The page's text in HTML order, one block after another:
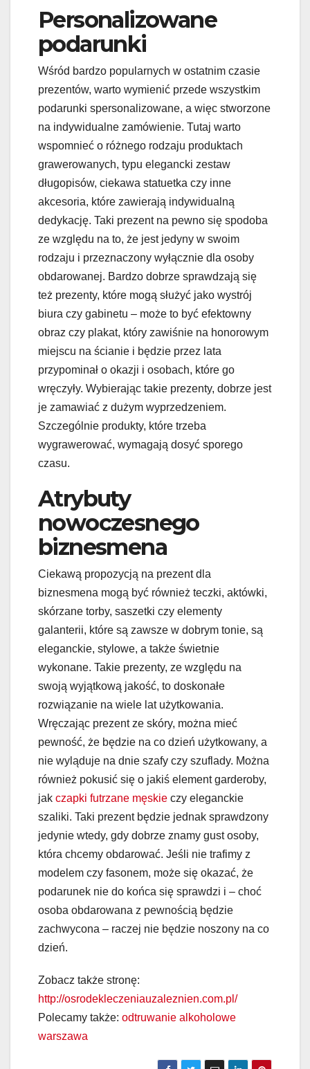
Personalizowane
podarunki
Wśród bardzo popularnych w ostatnim czasie
prezentów, warto wymienić przede wszystkim
podarunki spersonalizowane, a więc stworzone
na indywidualne zamówienie. Tutaj warto
wspomnieć o różnego rodzaju produktach
grawerowanych, typu elegancki zestaw
długopisów, ciekawa statuetka czy inne
akcesoria, które zawierają indywidualną
dedykację. Taki prezent na pewno się spodoba
ze względu na to, że jest jedyny w swoim
rodzaju i przeznaczony wyłącznie dla osoby
obdarowanej. Bardzo dobrze sprawdzają się
też prezenty, które mogą służyć jako wystrój
biura czy gabinetu – może to być efektowny
obraz czy plakat, który zawiśnie na honorowym
miejscu na ścianie i będzie przez lata
przypominał o okazji i osobach, które go
wręczyły. Wybierając takie prezenty, dobrze jest
je zamawiać z dużym wyprzedzeniem.
Szczególnie produkty, które trzeba
wygrawerować, wymagają dosyć sporego
czasu.
Atrybuty
nowoczesnego
biznesmena
Ciekawą propozycją na prezent dla
biznesmena mogą być również teczki, aktówki,
skórzane torby, saszetki czy elementy
galanterii, które są zawsze w dobrym tonie, są
eleganckie, stylowe, a także świetnie
wykonane. Takie prezenty, ze względu na
swoją wyjątkową jakość, to doskonałe
rozwiązanie na wiele lat użytkowania.
Wręczając prezent ze skóry, można mieć
pewność, że będzie na co dzień użytkowany, a
nie wyląduje na dnie szafy czy szuflady. Można
również pokusić się o jakiś element garderoby,
jak czapki futrzane męskie czy eleganckie
szaliki. Taki prezent będzie jednak sprawdzony
jedynie wtedy, gdy dobrze znamy gust osoby,
która chcemy obdarować. Jeśli nie trafimy z
modelem czy fasonem, może się okazać, że
podarunek nie do końca się sprawdzi i – choć
osoba obdarowana z pewnością będzie
zachwycona – raczej nie będzie noszony na co
dzień.
Zobacz także stronę:
http://osrodekleczeniauzaleznien.com.pl/
Polecamy także: odtruwanie alkoholowe
warszawa